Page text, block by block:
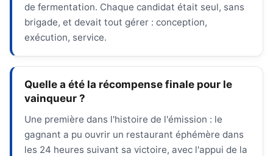
de fermentation. Chaque candidat était seul, sans
brigade, et devait tout gérer : conception,
exécution, service.
Quelle a été la récompense finale pour le
vainqueur ?
Une première dans l'histoire de l'émission : le
gagnant a pu ouvrir un restaurant éphémère dans
les 24 heures suivant sa victoire, avec l'appui de la